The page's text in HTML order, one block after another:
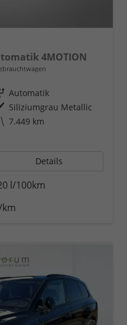
4MOTION
Getriebe Automatik
Außenfarbe Siliziumgrau Metallic
Kilometerstand 7.449 km
Details
l/100km
km